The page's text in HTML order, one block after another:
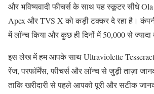
और भविष्यवादी फीचर्स के साथ यह स्कूटर सीधे
Apex और TVS X को कड़ी टक्कर दे रहा है।
में लॉन्च किया और कुछ ही दिनों में 50,000 से
इस लेख में हम आपके साथ Ultraviolette Tesseract
रेंज, परफॉर्मेंस, फीचर्स और लॉन्च से जुड़ी ताज़ा
ताकि खरीदारी से पहले आपको पूरी और सटीक